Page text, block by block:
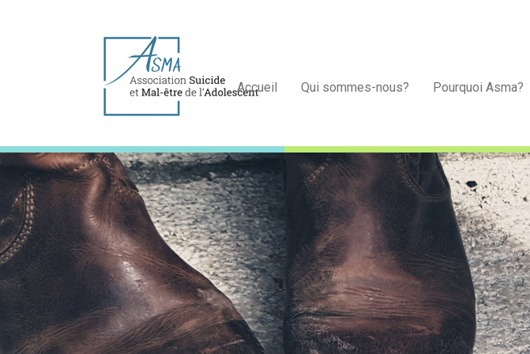
Accueil Qui sommes-nous? Pourquoi Asma?